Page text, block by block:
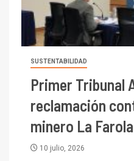
SUSTENTABILIDAD
Primer Tribunal
reclamación
minero La Farola
10 julio, 2026